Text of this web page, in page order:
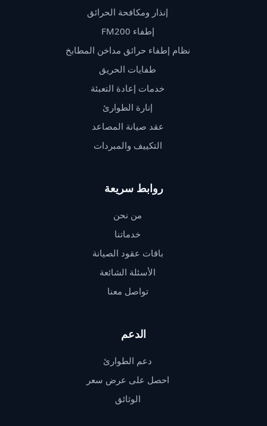
إنذار ومكافحة الحرائق
إطفاء FM200
نظام إطفاء حرائق مداخن المطابخ
طفايات الحريق
خدمات إعادة التعبئة
إنارة الطوارئ
عقد صيانة المصاعد
التكييف والمبردات
روابط سريعة
من نحن
خدماتنا
باقات عقود الصيانة
الأسئلة الشائعة
تواصل معنا
الدعم
دعم الطوارئ
احصل على عرض سعر
الوثائق